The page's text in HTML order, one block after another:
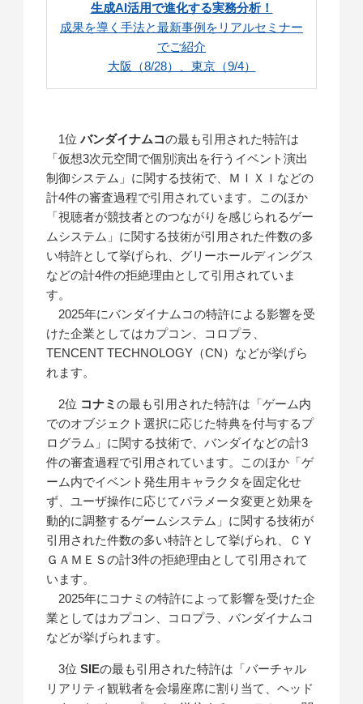
生成AI活用で進化する実務分析！
成果を導く手法と最新事例をリアルセミナー
でご紹介
大阪（8/28）、東京（9/4）
1位バンダイナムコの最も引用された特許は
「仮想3次元空間で個別演出を行うイベント演出
制御システム」に関する技術で、ＭＩＸＩなどの
計4件の審査過程で引用されています。このほか
「視聴者が競技者とのつながりを感じられるゲー
ムシステム」に関する技術が引用された件数の多
い特許として挙げられ、グリーホールディングス
などの計4件の拒絶理由として引用されていま
す。
2025年にバンダイナムコの特許による影響を受
けた企業としてはカプコン、コロプラ、
TENCENT TECHNOLOGY（CN）などが挙げら
れます。
2位 コナミの最も引用された特許は「ゲーム内
でのオブジェクト選択に応じた特典を付与するプ
ログラム」に関する技術で、バンダイなどの計3
件の審査過程で引用されています。このほか「ゲ
ーム内でイベント発生用キャラクタを固定化せ
ず、ユーザ操作に応じてパラメータ変更と効果を
動的に調整するゲームシステム」に関する技術が
引用された件数の多い特許として挙げられ、ＣＹ
ＧＡＭＥＳの計3件の拒絶理由として引用されて
います。
2025年にコナミの特許によって影響を受けた企
業としてはカプコン、コロプラ、バンダイナムコ
などが挙げられます。
3位SIEの最も引用された特許は「バーチャル
リアリティ観戦者を会場座席に割り当て、ヘッド